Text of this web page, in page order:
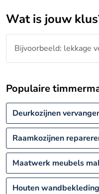
Wat is jouw
Populaire
Deurkozijnen
Raamkozijnen
Maatwerk meubels
Houten